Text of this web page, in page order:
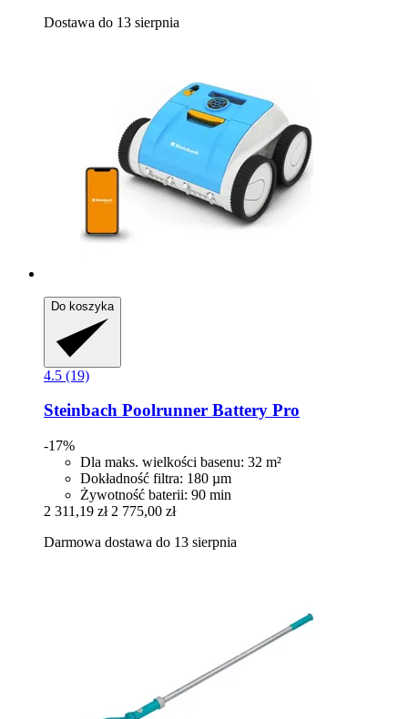
Dostawa do 13 sierpnia
Do koszyka
4.5 (19)
Steinbach Poolrunner Battery Pro
-17%
Dla maks. wielkości basenu: 32 m²
Dokładność filtra: 180 µm
Żywotność baterii: 90 min
2 311,19 zł 2 775,00 zł
Darmowa dostawa do 13 sierpnia